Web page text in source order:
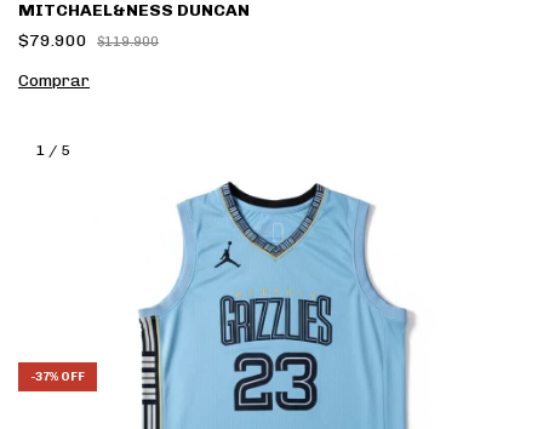
MITCHAEL&NESS DUNCAN
$79.900
$119.900
Comprar
1 / 5
-37% OFF